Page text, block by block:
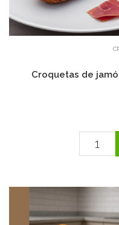
Croquetas de